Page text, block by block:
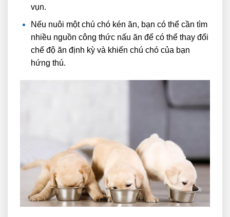
vụn.
Nếu nuôi một chú chó kén ăn, bạn có thể cần tìm
nhiều nguồn công thức nấu ăn để có thể thay đổi
chế độ ăn định kỳ và khiến chú chó của bạn
hứng thú.